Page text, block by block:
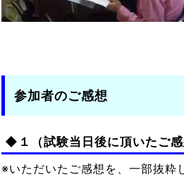
参加者のご感想
◆１（試験当日後に頂いたご感
※いただいたご感想を、一部抜粋